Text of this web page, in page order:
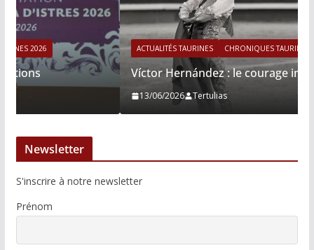
ACTUALITÉS TAURINES CHRONIQUES TAURINES 2026
Víctor Hernández : le courage immobile
Newsletter
S'inscrire à notre newsletter
Prénom